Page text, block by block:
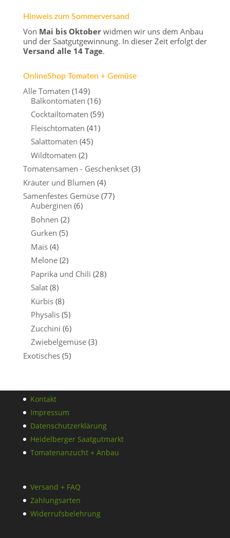
Hinweis zum Sommerversand
Von Mai bis Oktoberwidmen wir uns dem Anbau
und der Saatgutgewinnung. In dieser Zeit erfolgt der
Versand alle 14 Tage.
OnlineShop Tomaten + Gemüse
Alle Tomaten (149)
Balkontomaten (16)
Cocktailtomaten (59)
Fleischtomaten (41)
Salattomaten (45)
Wildtomaten (2)
Tomatensamen - Geschenkset (3)
Kräuter und Blumen (4)
Samenfestes Gemüse (77)
Auberginen (6)
Bohnen (2)
Gurken (5)
Mais (4)
Melone (2)
Paprika und Chili (28)
Salat (8)
Kürbis (8)
Physalis (5)
Zucchini (6)
Zwiebelgemüse (3)
Exotisches (5)
Kontakt
Impressum
Datenschutzerklärung
Heidelberger Saatgutmarkt
Tomatenanzucht + Anbau
Versand + FAQ
Zahlungsarten
Widerrufsbelehrung